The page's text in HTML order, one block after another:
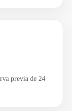
previa de 24